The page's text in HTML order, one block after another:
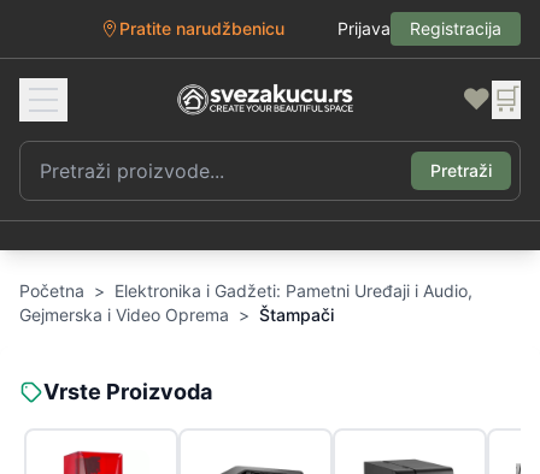
Pratite narudžbenicu Prijava Registracija
❤️ 🛒
Pretraži
Početna > Elektronika i Gadžeti: Pametni Uređaji i Audio,
Gejmerska i Video Oprema > Štampači
Vrste Proizvoda